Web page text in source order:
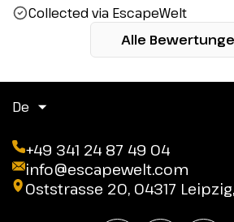
Collected via EscapeWelt
Alle
De
+49 341 24 87 49 04
info@escapewelt.com
Oststrasse 20, 04317